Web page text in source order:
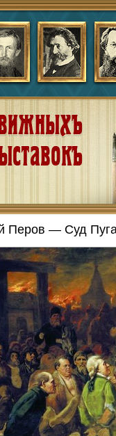
Перов — Суд